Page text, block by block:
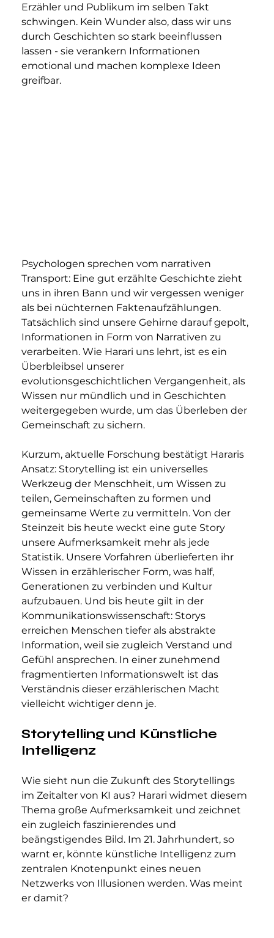
Erzähler und Publikum im selben Takt
schwingen. Kein Wunder also, dass wir uns
durch Geschichten so stark beeinflussen
lassen - sie verankern Informationen
emotional und machen komplexe Ideen
greifbar.
Psychologen sprechen vom narrativen
Transport: Eine gut erzählte Geschichte zieht
uns in ihren Bann und wir vergessen weniger
als bei nüchternen Faktenaufzählungen.
Tatsächlich sind unsere Gehirne darauf gepolt,
Informationen in Form von Narrativen zu
verarbeiten. Wie Harari uns lehrt, ist es ein
Überbleibsel unserer
evolutionsgeschichtlichen Vergangenheit, als
Wissen nur mündlich und in Geschichten
weitergegeben wurde, um das Überleben der
Gemeinschaft zu sichern.
Kurzum, aktuelle Forschung bestätigt Hararis
Ansatz: Storytelling ist ein universelles
Werkzeug der Menschheit, um Wissen zu
teilen, Gemeinschaften zu formen und
gemeinsame Werte zu vermitteln. Von der
Steinzeit bis heute weckt eine gute Story
unsere Aufmerksamkeit mehr als jede
Statistik. Unsere Vorfahren überlieferten ihr
Wissen in erzählerischer Form, was half,
Generationen zu verbinden und Kultur
aufzubauen. Und bis heute gilt in der
Kommunikationswissenschaft: Storys
erreichen Menschen tiefer als abstrakte
Information, weil sie zugleich Verstand und
Gefühl ansprechen. In einer zunehmend
fragmentierten Informationswelt ist das
Verständnis dieser erzählerischen Macht
vielleicht wichtiger denn je.
Storytelling und Künstliche
Intelligenz
Wie sieht nun die Zukunft des Storytellings
im Zeitalter von KI aus? Harari widmet diesem
Thema große Aufmerksamkeit und zeichnet
ein zugleich faszinierendes und
beängstigendes Bild. Im 21. Jahrhundert, so
warnt er, könnte künstliche Intelligenz zum
zentralen Knotenpunkt eines neuen
Netzwerks von Illusionen werden. Was meint
er damit?